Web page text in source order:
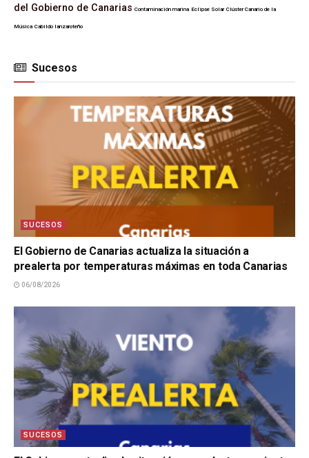
del Gobierno de Canarias Contaminación marina Eclipse Solar Clúster Canario de la
Música Cabildo lanzaroteño
Sucesos
SUCESOS
El Gobierno de Canarias actualiza la situación a
prealerta por temperaturas máximas en toda Canarias
06/08/2026
SUCESOS